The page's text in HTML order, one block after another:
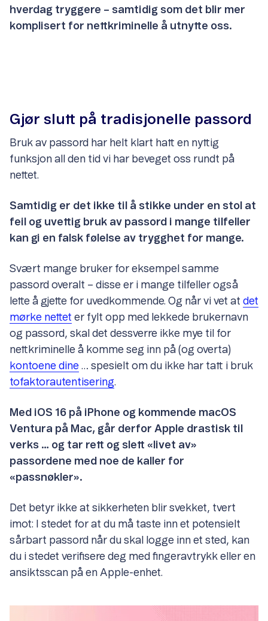
hverdag tryggere – samtidig som det blir mer
komplisert for nettkriminelle å utnytte oss.
Gjør slutt på tradisjonelle passord
Bruk av passord har helt klart hatt en nyttig
funksjon all den tid vi har beveget oss rundt på
nettet.
Samtidig er det ikke til å stikke under en stol at
feil og uvettig bruk av passord i mange tilfeller
kan gi en falsk følelse av trygghet for mange.
Svært mange bruker for eksempel samme
passord overalt – disse er i mange tilfeller også
lette å gjette for uvedkommende. Og når vi vet at det
mørke nettet er fylt opp med lekkede brukernavn
og passord, skal det dessverre ikke mye til for
nettkriminelle å komme seg inn på (og overta)
kontoene dine … spesielt om du ikke har tatt i bruk
tofaktorautentisering.
Med iOS 16 på iPhone og kommende macOS
Ventura på Mac, går derfor Apple drastisk til
verks … og tar rett og slett «livet av»
passordene med noe de kaller for
«passnøkler».
Det betyr ikke at sikkerheten blir svekket, tvert
imot: I stedet for at du må taste inn et potensielt
sårbart passord når du skal logge inn et sted, kan
du i stedet verifisere deg med fingeravtrykk eller en
ansiktsscan på en Apple-enhet.